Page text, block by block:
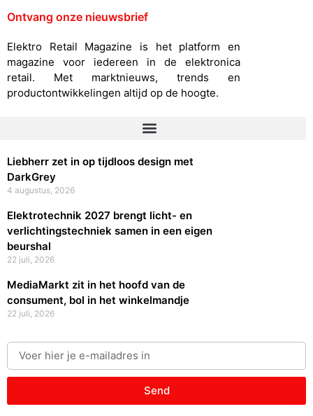
Ontvang onze nieuwsbrief
Elektro Retail Magazine is het platform en
magazine voor iedereen in de elektronica
retail. Met marktnieuws, trends en
productontwikkelingen altijd op de hoogte.
Liebherr zet in op tijdloos design met
DarkGrey
4 augustus, 2026
Elektrotechnik 2027 brengt licht- en
verlichtingstechniek samen in een eigen
beurshal
22 juli, 2026
MediaMarkt zit in het hoofd van de
consument, bol in het winkelmandje
22 juli, 2026
Send